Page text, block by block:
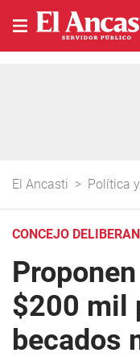
El Ancasti > Política
CONCEJO
$200 mil
becados